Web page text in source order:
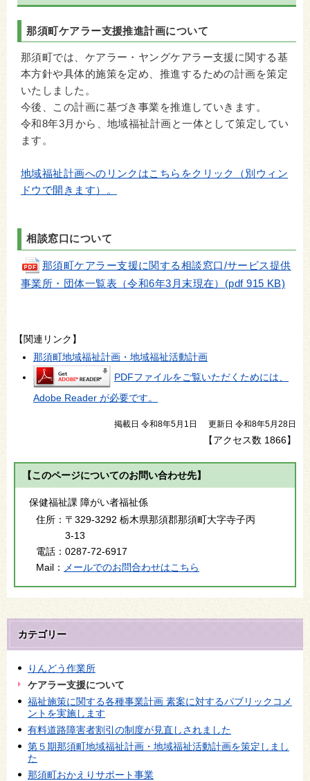
那須町ケアラー支援推進計画について
那須町では、ケアラー・ヤングケアラー支援に関する基
本方針や具体的施策を定め、推進するための計画を策定
いたしました。
今後、この計画に基づき事業を推進していきます。
令和8年3月から、地域福祉計画と一体として策定してい
ます。
地域福祉計画へのリンクはこちらをクリック（別ウィン
ドウで開きます）。
相談窓口について
那須町ケアラー支援に関する相談窓口/サービス提供
事業所・団体一覧表（令和6年3月末現在）(pdf 915 KB)
【関連リンク】
那須町地域福祉計画・地域福祉活動計画
PDFファイルをご覧いただくためには、
Adobe Reader が必要です。
掲載日 令和8年5月1日 更新日 令和8年5月28日
【アクセス数 1866】
【このページについてのお問い合わせ先】
保健福祉課 障がい者福祉係
住所： 〒329-3292 栃木県那須郡那須町大字寺子丙
3-13
電話： 0287-72-6917
Mail：
メールでのお問合わせはこちら
カテゴリー
りんどう作業所
ケアラー支援について
福祉施策に関する各種事業計画 素案に対するパブリックコメ
ントを実施します
有料道路障害者割引の制度が見直しされました
第５期那須町地域福祉計画・地域福祉活動計画を策定しまし
た
那須町おかえりサポート事業